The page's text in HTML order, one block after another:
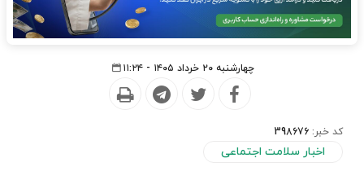
چهارشنبه ۲۰ خرداد ۱۴۰۵ - ۱۱:۲۴
کد خبر: 398676
اخبار سلامت اجتماعی